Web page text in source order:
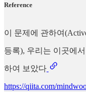
Reference
이 문제에 관하여
등록), 우리는 이곳에
하여 보았다
https://qiita.com/